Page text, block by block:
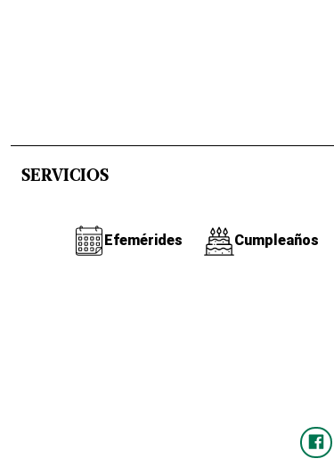
SERVICIOS
Efemérides Cumpleaños